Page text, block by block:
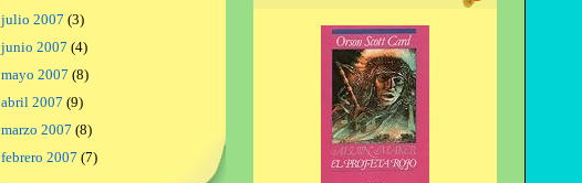
julio 2007 (3)
junio 2007 (4)
mayo 2007 (8)
abril 2007 (9)
marzo 2007 (8)
febrero 2007 (7)